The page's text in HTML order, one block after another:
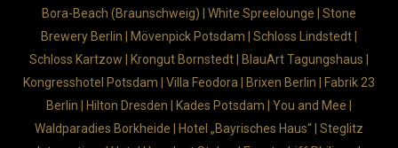
Bora-Beach (Braunschweig) | White Spreelounge | Stone
Brewery Berlin | Mövenpick Potsdam | Schloss Lindstedt |
Schloss Kartzow | Krongut Bornstedt | BlauArt Tagungshaus |
Kongresshotel Potsdam | Villa Feodora | Brixen Berlin | Fabrik 23
Berlin | Hilton Dresden | Kades Potsdam | You and Mee |
Waldparadies Borkheide | Hotel „Bayrisches Haus“ | Steglitz